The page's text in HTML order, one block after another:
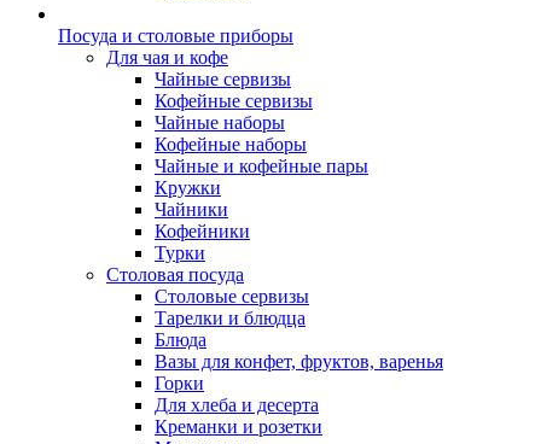
Посуда и столовые приборы
Для чая и кофе
Чайные сервизы
Кофейные сервизы
Чайные наборы
Кофейные наборы
Чайные и кофейные пары
Кружки
Чайники
Кофейники
Турки
Столовая посуда
Столовые сервизы
Тарелки и блюдца
Блюда
Вазы для конфет, фруктов, варенья
Горки
Для хлеба и десерта
Креманки и розетки